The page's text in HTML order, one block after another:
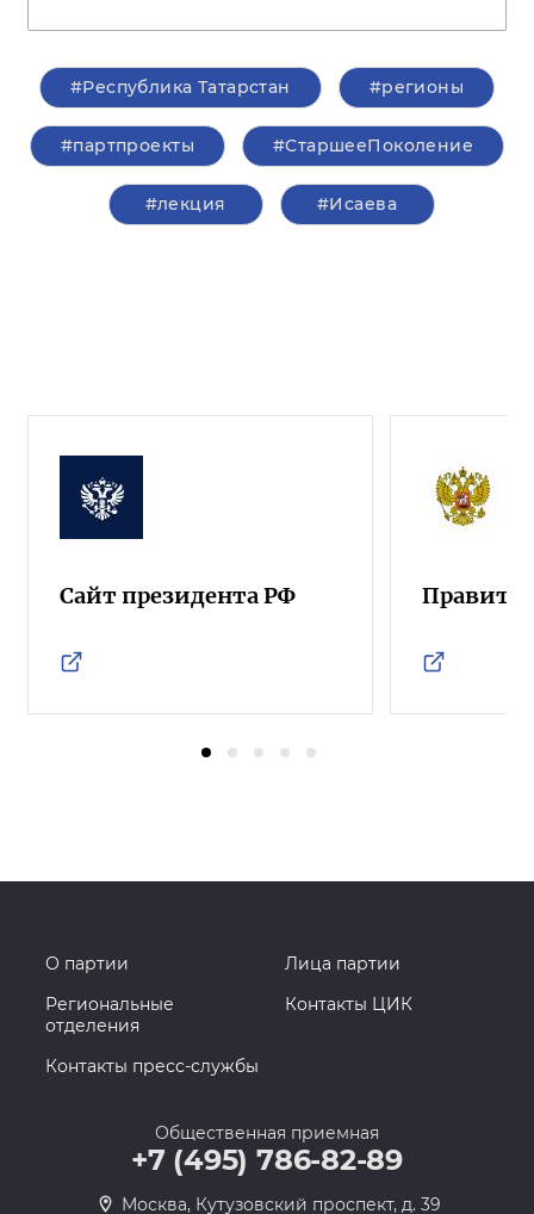
#Республика Татарстан #регионы
#партпроекты #СтаршееПоколение
#лекция #Исаева
Сайт президента РФ
О партии
Лица партии
Региональные
отделения
Контакты ЦИК
Контакты пресс-службы
Общественная приемная
+7 (495) 786-82-89
Москва, Кутузовский проспект, д. 39